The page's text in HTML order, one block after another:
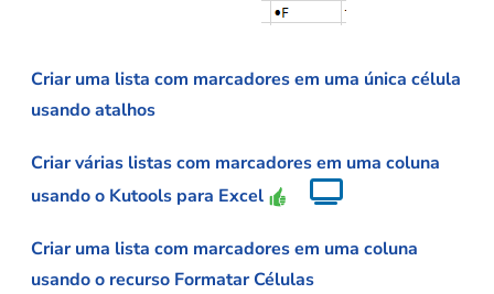
Criar uma lista com marcadores em uma única célula
usando atalhos
Criar várias listas com marcadores em uma coluna
usando o Kutools para Excel
Criar uma lista com marcadores em uma coluna
usando o recurso Formatar Células